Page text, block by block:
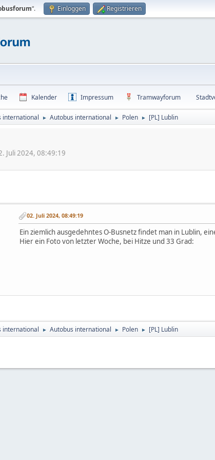
“. Einloggen Registrieren
Kalender Impressum Tramwayforum
international ► Autobus international ► Polen ► [PL] Lublin
Juli 2024, 08:49:19
02. Juli 2024, 08:49:19
Ein ziemlich ausgedehntes O-Busnetz findet man in Lublin,
Hier ein Foto von letzter Woche, bei Hitze und 33 Grad:
international ► Autobus international ► Polen ► [PL] Lublin